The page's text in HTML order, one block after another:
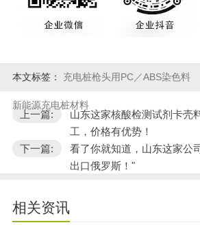
本文标签： 充电桩枪头用PC／ABS染色料
新能源充电桩材料
上一篇:
山东这家核酸检测试剂卡壳
工，价格有优势！
下一篇:
看了你就知道，山东这家公
出口俄罗斯！"
相关资讯